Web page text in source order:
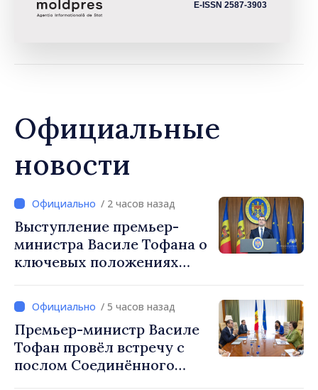
E-ISSN 2587-3903
Официальные
новости
/ 2 часов назад
Выступление премьер-
министра Василе Тофана о
ключевых положениях
2027 год
/ 5 часов назад
Премьер-министр Василе
Тофан провёл встречу с
послом Соединённого